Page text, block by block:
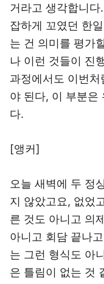
거라고 생각합니
잡하게 꼬였던 한
는 건 의미를 평가
나 이런 것들이 진
과정에서도 이번
야 된다, 이 부분은
다.
[앵커]
오늘 새벽에 두 정
지 않았고요, 없었
른 것도 아니고 의
아니고 회담 끝나
는 그런 형식도 아
은 틀림이 없는 것